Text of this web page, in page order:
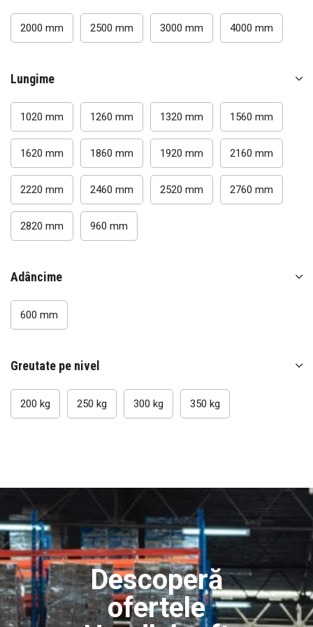
Rafturi Garaj
Rafturi depozitare paleți
Rafturi Mezzanine
Rafturi Cantilever
Rafturi Drive-in
Rafturi mobile pentru arhivă
Rafturi magazin
Accesorii rafturi comerciale
Sisteme ghidare magazin
Rafturi de mijloc (gondolă) pentru magazin
Rafturi fructe si legume
Coșuri promoționale
Transpaleți electrici (lize electrice)
Transpaleți electrici cu catarg (lize electrice cu catarg)
Stivuitoare electrice noi
Transpaleți manuali
Transpalet manual tip foarfecă
Transpaleți manuali cu catarg
2000 mm 2500 mm 3000 mm 4000 mm
Lungime
1020 mm 1260 mm 1320 mm 1560 mm
1620 mm 1860 mm 1920 mm 2160 mm
2220 mm 2460 mm 2520 mm 2760 mm
2820 mm 960 mm
Adâncime
600 mm
Greutate pe nivel
200 kg 250 kg 300 kg 350 kg
Descoperă
ofertele